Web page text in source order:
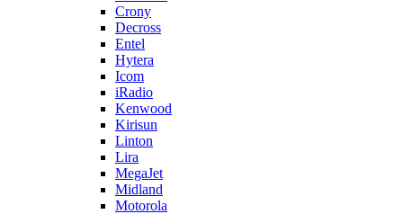
Crony
Decross
Entel
Hytera
Icom
iRadio
Kenwood
Kirisun
Linton
Lira
MegaJet
Midland
Motorola